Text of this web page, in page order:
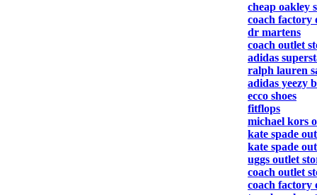
cheap oakley
coach factory
dr martens
coach outlet
adidas
ralph lauren
adidas yeezy
ecco shoes
fitflops
michael kors
kate spade
kate spade
uggs outlet
coach outlet
coach factory